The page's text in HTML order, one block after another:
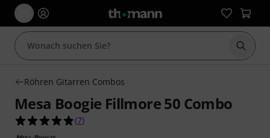
Suche
Röhren Gitarren Combos
Mesa Boogie Fillmore 50 Combo
4.9 von 5 Sternen aus 7 Kundenbewertungen
(7)